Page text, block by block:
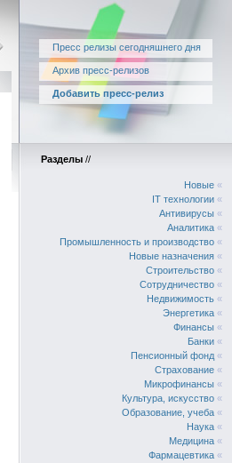
Пресс релизы сегодняшнего дня
Архив пресс-релизов
Добавить пресс-релиз
Разделы //
Новые «
IT технологии «
Антивирусы «
Аналитика «
Промышленность и производство «
Новые назначения «
Строительство «
Сотрудничество «
Недвижимость «
Энергетика «
Финансы «
Банки «
Пенсионный фонд «
Страхование «
Микрофинансы «
Культура, искусство «
Образование, учеба «
Наука «
Медицина «
Фармацевтика «